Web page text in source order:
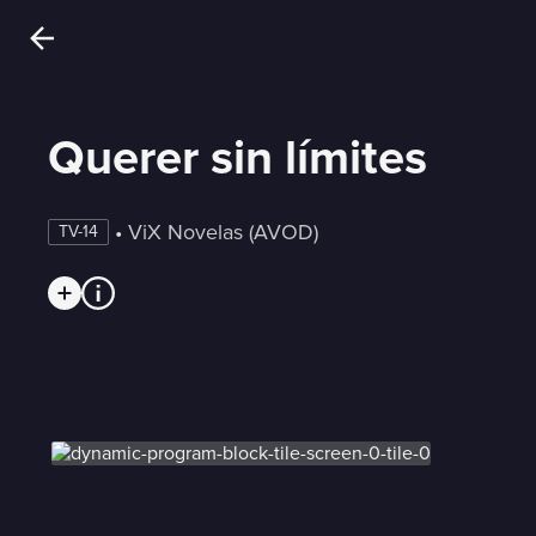
Querer sin límites
TV-14 • ViX Novelas (AVOD)